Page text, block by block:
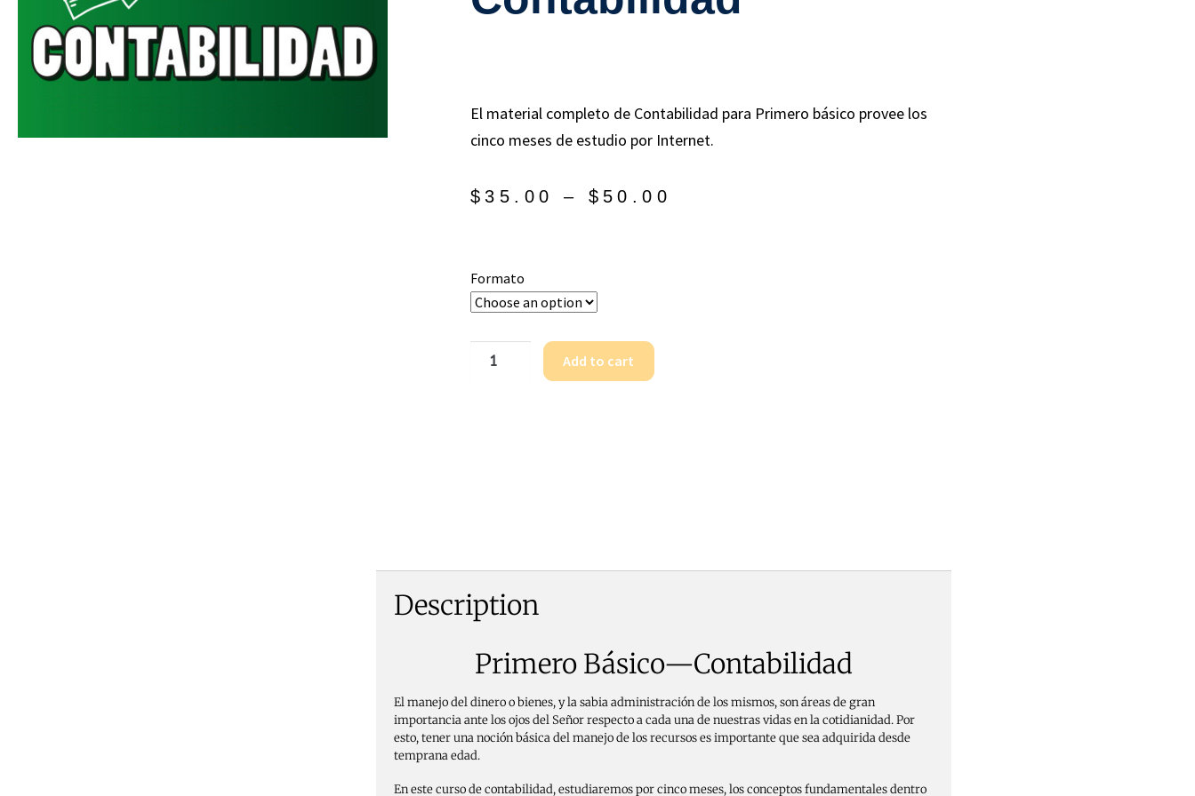
El material completo de Contabilidad para Primero básico provee los
cinco meses de estudio por Internet.
$35.00 – $ 50.00
Formato
Add to cart
Description
Primero Básico—Contabilidad
El manejo del dinero o bienes, y la sabia administración de los mismos, son áreas de gran
importancia ante los ojos del Señor respecto a cada una de nuestras vidas en la cotidianidad. Por
esto, tener una noción básica del manejo de los recursos es importante que sea adquirida desde
temprana edad.
En este curso de contabilidad, estudiaremos por cinco meses, los conceptos fundamentales dentro